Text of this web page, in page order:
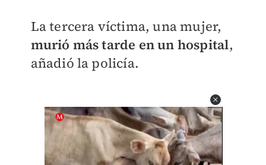
La tercera víctima, una mujer,
murió más tarde en un hospital,
añadió la policía.